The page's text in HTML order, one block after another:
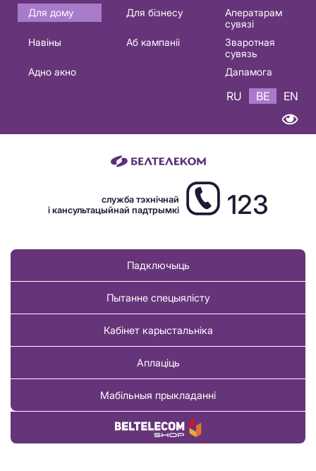
Основная
навигация
Для дому Для бізнесу
Аператарам
сувязі
Навіны
Аб кампаніі
Зваротная
сувязь
Адно акно
Дапамога
RU BE EN
служба тэхнічнай
і кансультацыйнай падтрымкі
123
Падключыць
Пытанне спецыялісту
Кабінет карыстальніка
Аплаціць
Мабільныя прыкладанні
Купіць тавар